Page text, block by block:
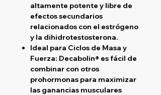
altamente potente y libre de
efectos secundarios
relacionados con el estrógeno
y la dihidrotestosterona.
Ideal para Ciclos de Masa y
Fuerza: Decabolin® es fácil de
combinar con otros
prohormonas para maximizar
las ganancias musculares